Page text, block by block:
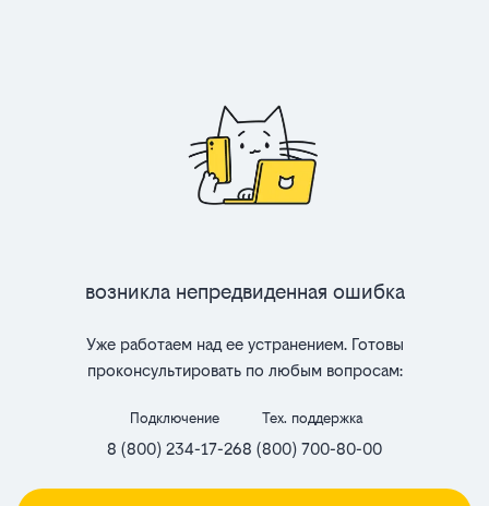
Возникла непредвиденная ошибка
Уже работаем над ее устранением. Готовы
проконсультировать по любым вопросам:
Подключение
8 (800) 234-17-26
Тех. поддержка
8 (800) 700-80-00